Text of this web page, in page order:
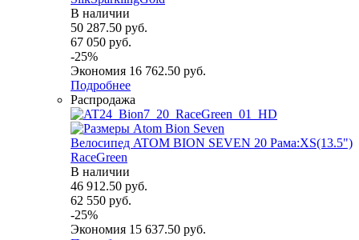
В наличии
50 287.50 руб.
67 050 руб.
-25%
Экономия 16 762.50 руб.
Подробнее
Распродажа
Велосипед ATOM BION SEVEN 20 Рама:XS(13.5")
RaceGreen
В наличии
46 912.50 руб.
62 550 руб.
-25%
Экономия 15 637.50 руб.